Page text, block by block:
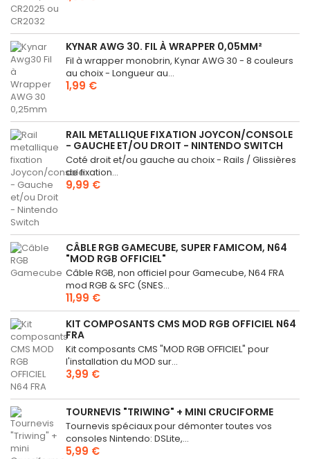
KYNAR AWG 30. FIL À WRAPPER 0,05MM²
Fil à wrapper monobrin, Kynar AWG 30 - 8 couleurs
au choix - Longueur au...
1,99 €
RAIL METALLIQUE FIXATION JOYCON/CONSOLE
- GAUCHE ET/OU DROIT - NINTENDO SWITCH
Coté droit et/ou gauche au choix - Rails / Glissières
de fixation...
9,99 €
CÂBLE RGB GAMECUBE, SUPER FAMICOM, N64
"MOD RGB OFFICIEL"
Câble RGB, non officiel pour Gamecube, N64 FRA
mod RGB & SFC (SNES...
11,99 €
KIT COMPOSANTS CMS MOD RGB OFFICIEL N64
FRA
Kit composants CMS "MOD RGB OFFICIEL" pour
l'installation du MOD sur...
3,99 €
TOURNEVIS "TRIWING" + MINI CRUCIFORME
Tournevis spéciaux pour démonter toutes vos
consoles Nintendo: DSLite,...
5,99 €